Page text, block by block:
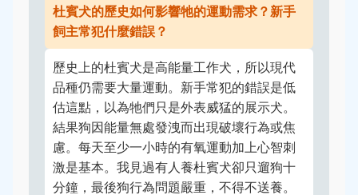
杜賓犬的歷史如何影響牠的運動需求？新手
飼主常犯什麼錯誤？
歷史上的杜賓犬是高能量工作犬，所以現代
品種仍需要大量運動。新手常犯的錯誤是低
估這點，以為牠們只是外表威猛的展示犬。
結果狗因能量無處發洩而出現破壞行為或焦
慮。每天至少一小時的有氧運動加上心智刺
激是基本。我見過有人養杜賓犬卻只遛狗十
分鐘，最後狗行為問題嚴重，不得不送養。